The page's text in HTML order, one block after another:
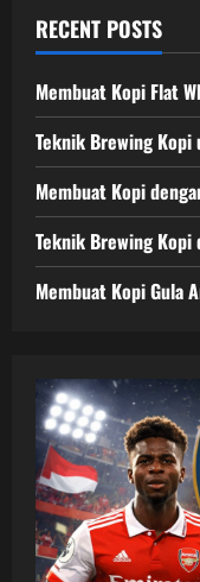
RECENT POSTS
Membuat Kopi Flat
Teknik Brewing Kopi
Membuat Kopi
Teknik Brewing Kopi
Membuat Kopi Gula